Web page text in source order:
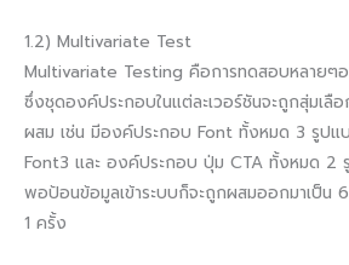
1.2) Multivariate Test
Multivariate Testing คือการทดสอบหลายๆ
ซึ่งชุดองค์ประกอบในแต่ละเวอร์ชันจะถูกสุ่มเลือ
ผสม เช่น มีองค์ประกอบ Font ทั้งหมด 3 รูปแ
Font3 และ องค์ประกอบ ปุ่ม CTA ทั้งหมด 2
พอป้อนข้อมูลเข้าระบบก็จะถูกผสมออกมาเป็น
1 ครั้ง